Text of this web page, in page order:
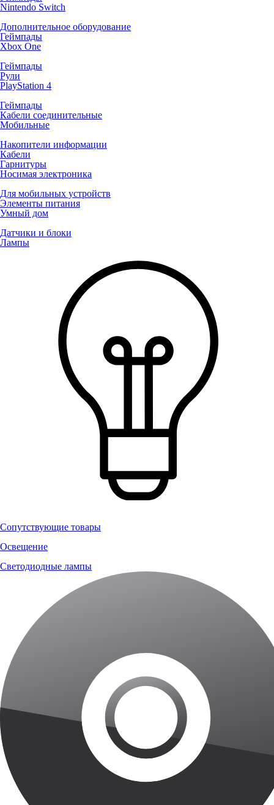
Nintendo Switch
Дополнительное оборудование
Геймпады
Xbox One
Геймпады
Рули
PlayStation 4
Геймпады
Кабели соединительные
Мобильные
Накопители информации
Кабели
Гарнитуры
Носимая электроника
Для мобильных устройств
Элементы питания
Умный дом
Датчики и блоки
Лампы
Сопутствующие товары
Освещение
Светодиодные лампы